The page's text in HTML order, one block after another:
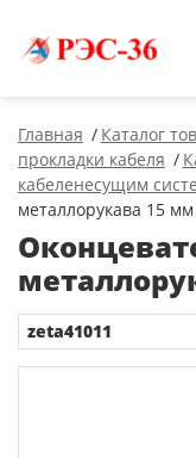
Главная Каталог
прокладки кабеля
кабеленесущим
металлорукава 15 мм
zeta41011